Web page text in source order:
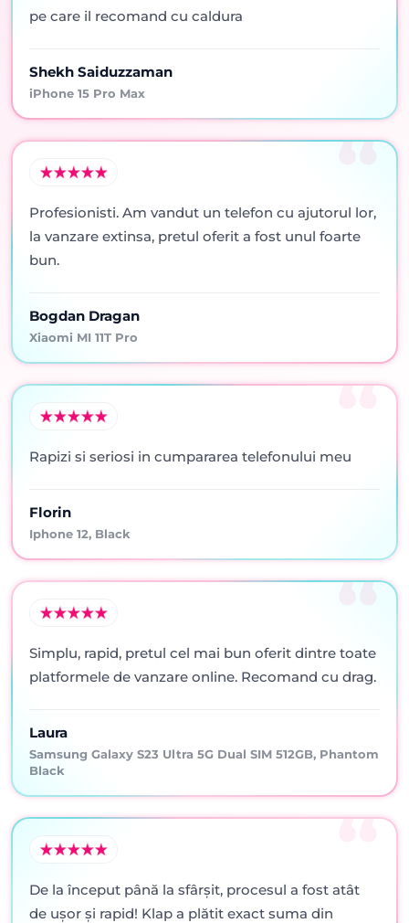
pe care il recomand cu caldura
Shekh Saiduzzaman
iPhone 15 Pro Max
Profesionisti. Am vandut un telefon cu ajutorul lor,
la vanzare extinsa, pretul oferit a fost unul foarte
bun.
Bogdan Dragan
Xiaomi MI 11T Pro
Rapizi si seriosi in cumpararea telefonului meu
Florin
Iphone 12, Black
Simplu, rapid, pretul cel mai bun oferit dintre toate
platformele de vanzare online. Recomand cu drag.
Laura
Samsung Galaxy S23 Ultra 5G Dual SIM 512GB, Phantom
Black
De la început până la sfârșit, procesul a fost atât
de ușor și rapid! Klap a plătit exact suma din